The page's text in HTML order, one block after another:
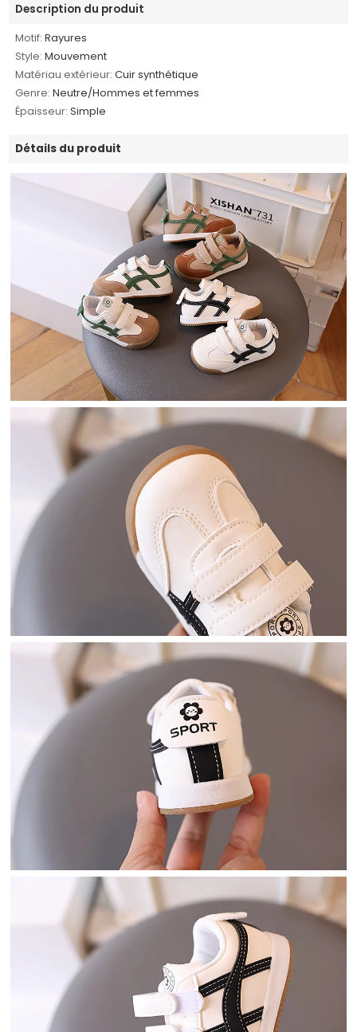
Description du produit
Motif: Rayures
Style: Mouvement
Matériau extérieur: Cuir synthétique
Genre: Neutre/Hommes et femmes
Épaisseur: Simple
Détails du produit